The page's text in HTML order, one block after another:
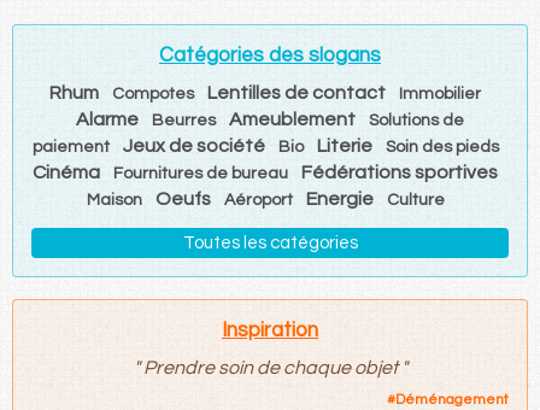
Catégories des slogans
Rhum Compotes Lentilles de contact Immobilier
Alarme Beurres Ameublement
Solutions de
paiement
Jeux de société Bio Literie Soin des pieds
Cinéma Fournitures de bureau Fédérations sportives
Maison Oeufs Aéroport Energie Culture
Toutes les catégories
Inspiration
" Prendre soin de chaque objet "
#Déménagement